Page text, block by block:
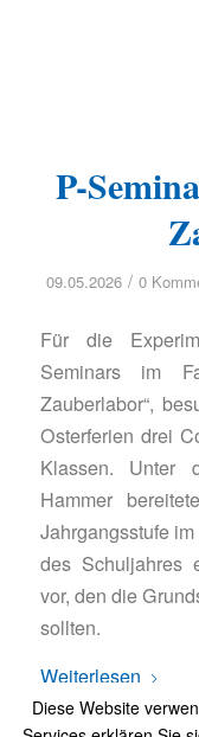
P-
09.05.2026 / 0
Für die
Seminars im
Zauberlabor“,
Osterferien drei
Klassen. Unter
Hammer
Jahrgangsstufe
des Schuljahres
vor, den die
sollten.
Weiterlesen
Diese Website